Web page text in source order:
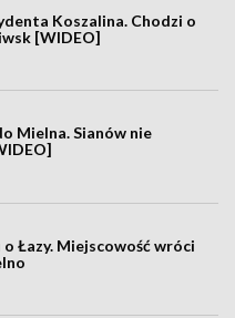
Koszalina. Chodzi o
[WIDEO]
Mielna. Sianów nie
Łazy. Miejscowość wróci